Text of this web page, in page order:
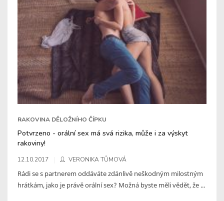
RAKOVINA DĚLOŽNÍHO ČÍPKU
Potvrzeno - orální sex má svá rizika, může i za výskyt
rakoviny!
12.10.2017 VERONIKA TŮMOVÁ
Rádi se s partnerem oddáváte zdánlivě neškodným milostným
hrátkám, jako je právě orální sex? Možná byste měli vědět, že ...